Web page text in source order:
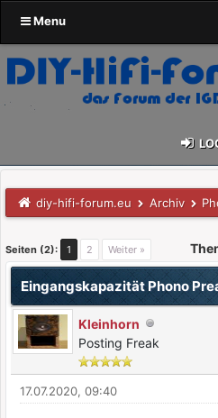
Menu
diy-hifi-forum.eu Archiv
Seiten (2): 1 2 Weiter »
Eingangskapazität Phono
Kleinhorn
Posting Freak
17.07.2020, 09:40